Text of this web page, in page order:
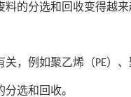
的分选和回收变得越
关，例如聚乙烯（PE）
选和回收。